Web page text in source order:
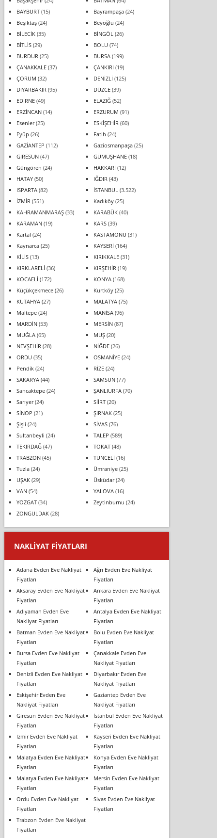
BAYBURT(15) Bayrampaşa(24)
Beşiktaş(24) Beyoğlu (24)
BİLECİK(35) BİNGÖL (26)
BİTLİS(29) BOLU (74)
BURDUR (25) BURSA(199)
ÇANAKKALE(37) ÇANKIRI (19)
ÇORUM (32) DENİZLİ (125)
DİYARBAKIR (95) DÜZCE(39)
EDİRNE(49) ELAZIĞ(52)
ERZİNCAN(14) ERZURUM (91)
Esenler(25) ESKİŞEHİR (60)
Eyüp (26) Fatih (24)
GAZİANTEP (112) Gaziosmanpaşa(25)
GİRESUN(47) GÜMÜŞHANE(18)
Güngören (24) HAKKARİ (12)
HATAY(50) IĞDIR (43)
ISPARTA(82) İSTANBUL (3.522)
İZMİR (551) Kadıköy(25)
KAHRAMANMARAŞ(33) KARABÜK(40)
KARAMAN(19) KARS(39)
Kartal (24) KASTAMONU (31)
Kaynarca(25) KAYSERİ (164)
KİLİS(13) KIRIKKALE(31)
KIRKLARELİ (36) KIRŞEHİR (19)
KOCAELİ (172) KONYA(168)
Küçükçekmece(26) Kurtköy(25)
KÜTAHYA(27) MALATYA(75)
Maltepe(24) MANİSA(96)
MARDİN(53) MERSİN(87)
MUĞLA(65) MUŞ(20)
NEVŞEHİR (28) NİĞDE(26)
ORDU (35) OSMANİYE(24)
Pendik(24) RİZE(24)
SAKARYA(44) SAMSUN(77)
Sancaktepe(24) ŞANLIURFA(70)
Sarıyer(24) SİİRT(20)
SİNOP (21) ŞIRNAK(25)
Şişli (24) SİVAS(76)
Sultanbeyli (24) TALEP (589)
TEKİRDAĞ(47) TOKAT(48)
TRABZON(45) TUNCELİ (16)
Tuzla(24) Ümraniye(25)
UŞAK(29) Üsküdar(24)
VAN(54) YALOVA(16)
YOZGAT(34) Zeytinburnu (24)
ZONGULDAK(28)
NAKLIYAT FIYATLARI
Adana Evden Eve Nakliyat
Fiyatları
Ağrı Evden Eve Nakliyat
Fiyatları
Aksaray Evden Eve Nakliyat
Fiyatları
Ankara Evden Eve Nakliyat
Fiyatları
Adıyaman Evden Eve
Nakliyat Fiyatları
Antalya Evden Eve Nakliyat
Fiyatları
Batman Evden Eve Nakliyat
Fiyatları
Bolu Evden Eve Nakliyat
Fiyatları
Bursa Evden Eve Nakliyat
Fiyatları
Çanakkale Evden Eve
Nakliyat Fiyatları
Denizli Evden Eve Nakliyat
Fiyatları
Diyarbakır Evden Eve
Nakliyat Fiyatları
Eskişehir Evden Eve
Nakliyat Fiyatları
Gaziantep Evden Eve
Nakliyat Fiyatları
Giresun Evden Eve Nakliyat
Fiyatları
İstanbul Evden Eve Nakliyat
Fiyatları
İzmir Evden Eve Nakliyat
Fiyatları
Kayseri Evden Eve Nakliyat
Fiyatları
Malatya Evden Eve Nakliyat
Fiyatları
Konya Evden Eve Nakliyat
Fiyatları
Malatya Evden Eve Nakliyat
Fiyatları
Mersin Evden Eve Nakliyat
Fiyatları
Ordu Evden Eve Nakliyat
Fiyatları
Sivas Evden Eve Nakliyat
Fiyatları
Trabzon Evden Eve Nakliyat
Fiyatları